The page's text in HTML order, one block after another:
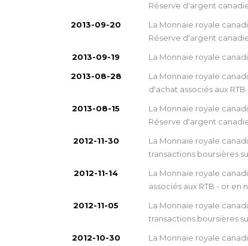
Réserve d'argent
2013-09-20
La Monnaie royale
Réserve d'argent
2013-09-19
La Monnaie royale
2013-08-28
La Monnaie royale
d'achat associés aux
2013-08-15
La Monnaie royale
Réserve d'argent
2012-11-30
La Monnaie royale
transactions boursières
2012-11-14
La Monnaie royale
associés aux RTB - or en
2012-11-05
La Monnaie royale
transactions boursières
2012-10-30
La Monnaie royale